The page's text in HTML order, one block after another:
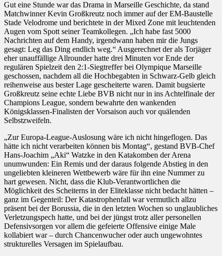
Gut eine Stunde war das Drama in Marseille Geschichte, da stand
Matchwinner Kevin Großkreutz noch immer auf der EM-Baustelle
Stade Velodrome und berichtete in der Mixed Zone mit leuchtenden
Augen vom Spott seiner Teamkollegen. „Ich habe fast 5000
Nachrichten auf dem Handy, irgendwann haben mir die Jungs
gesagt: Leg das Ding endlich weg.“ Ausgerechnet der als Torjäger
eher unauffällige Allrounder hatte drei Minuten vor Ende der
regulären Spielzeit den 2:1-Siegtreffer bei Olympique Marseille
geschossen, nachdem all die Hochbegabten in Schwarz-Gelb gleich
reihenweise aus bester Lage gescheiterte waren. Damit bugsierte
Großkreutz seine echte Liebe BVB nicht nur in ins Achtelfinale der
Champions League, sondern bewahrte den wankenden
Königsklassen-Finalisten der Vorsaison auch vor quälenden
Selbstzweifeln.
„Zur Europa-League-Auslosung wäre ich nicht hingeflogen. Das
hätte ich nicht verarbeiten können bis Montag“, gestand BVB-Chef
Hans-Joachim „Aki“ Watzke in den Katakomben der Arena
unumwunden: Ein Remis und der daraus folgende Abstieg in den
ungeliebten kleineren Wettbewerb wäre für ihn eine Nummer zu
hart gewesen. Nicht, dass die Klub-Verantwortlichen die
Möglichkeit des Scheiterns in der Eliteklasse nicht bedacht hätten –
ganz im Gegenteil: Der Katastrophenfall war vermutlich allzu
präsent bei der Borussia, die in den letzten Wochen so unglaubliches
Verletzungspech hatte, und bei der jüngst trotz aller personellen
Defensivsorgen vor allem die gefeierte Offensive einige Male
kollabiert war – durch Chancenwucher oder auch ungewohntes
strukturelles Versagen im Spielaufbau.